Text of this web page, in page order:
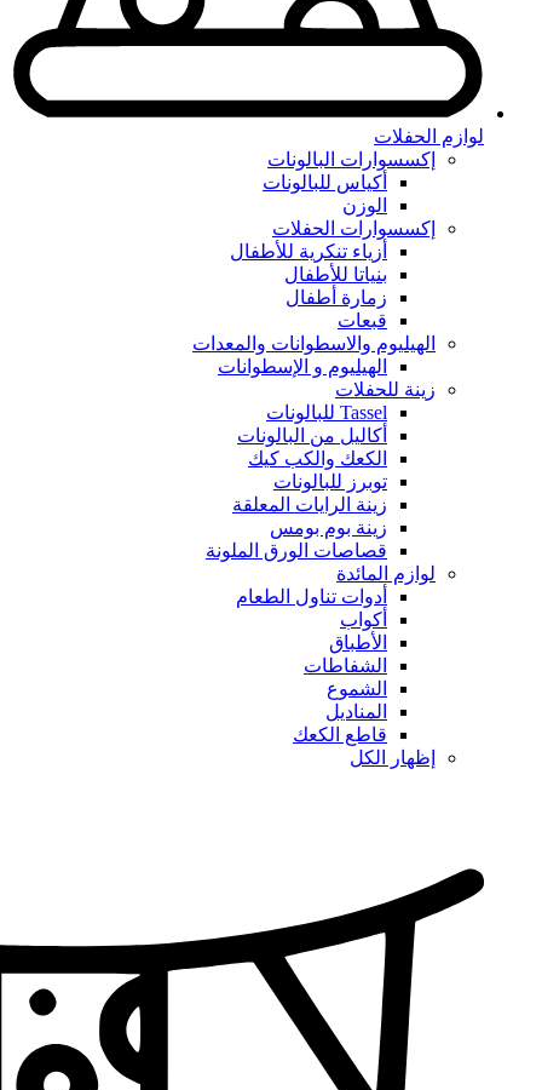
لوازم الحفلات
إكسسوارات البالونات
أكياس للبالونات
الوزن
إكسسوارات الحفلات
أزياء تنكرية للأطفال
بنياتا للأطفال
زمارة أطفال
قبعات
الهيليوم والاسطوانات والمعدات
الهيليوم و الإسطوانات
زينة للحفلات
Tassel للبالونات
أكاليل من البالونات
الكعك والكب كيك
توبرز للبالونات
زينة الرايات المعلقة
زينة بوم بومس
قصاصات الورق الملونة
لوازم المائدة
أدوات تناول الطعام
أكواب
الأطباق
الشفاطات
الشموع
المناديل
قاطع الكعك
إظهار الكل